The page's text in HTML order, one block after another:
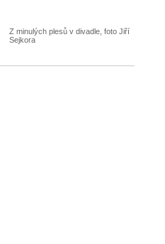
Z minulých plesů v divadle, foto Jiří
Sejkora